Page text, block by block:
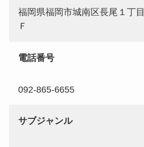
福岡県福岡市城南区長尾１丁
Ｆ
電話番号
092-865-6655
サブジャンル